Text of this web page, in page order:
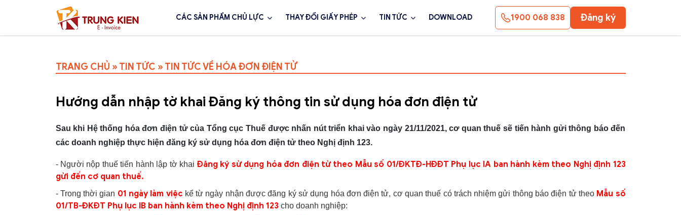
CÁC SẢN PHẨM CHỦ LỰC THAY ĐỔI GIẤY PHÉP TIN TỨC DOWNLOAD 1900 068 838 Đăng ký
TRANG CHỦ » TIN TỨC » TIN TỨC VỀ HÓA ĐƠN ĐIỆN TỬ
Hướng dẫn nhập tờ khai Đăng ký thông tin sử dụng hóa đơn điện tử
Sau khi Hệ thống hóa đơn điện tử của Tổng cục Thuế được nhấn nút triển khai vào ngày 21/11/2021, cơ quan thuế sẽ tiến hành gửi thông báo đến
các doanh nghiệp thực hiện đăng ký sử dụng hóa đơn điện tử theo Nghị định 123.
- Người nộp thuế tiến hành lập tờ khai Đăng ký sử dụng hóa đơn điện tử theo Mẫu số 01/ĐKTĐ-HĐĐT Phụ lục IA ban hành kèm theo Nghị định 123
gửi đến cơ quan thuế.
- Trong thời gian 01 ngày làm việc kể từ ngày nhận được đăng ký sử dụng hóa đơn điện tử, cơ quan thuế có trách nhiệm gửi thông báo điện tử theo Mẫu số
01/TB-ĐKĐT Phụ lục IB ban hành kèm theo Nghị định 123 cho doanh nghiệp: